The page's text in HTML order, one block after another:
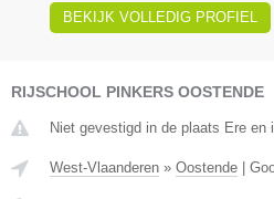
BEKIJK VOLLEDIG PROFIEL
RIJSCHOOL PINKERS OOSTENDE
Niet gevestigd in de plaats Ere en
West-Vlaanderen » Oostende